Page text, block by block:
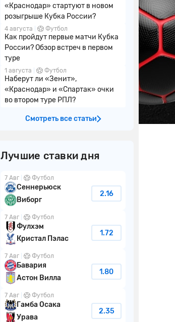
«Краснодар» стартуют в новом
розыгрыше Кубка России?
4 августа Футбол
Как пройдут первые матчи Кубка
России? Обзор встреч в первом
туре
1 августа Футбол
Наберут ли «Зенит»,
«Краснодар» и «Спартак» очки
во втором туре РПЛ?
Смотреть все статьи
Лучшие ставки дня
7 Авг Футбол
Сеннерьюск
Виборг
2.16
7 Авг Футбол
Фулхэм
Кристал Пэлас
1.72
7 Авг Футбол
Бавария
Астон Вилла
1.80
7 Авг Футбол
Гамба Осака
Урава
2.35